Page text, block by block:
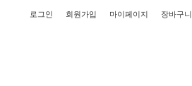
로그인 회원가입 마이페이지 장바구니